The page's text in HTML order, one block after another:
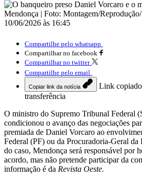
10/06/2026 às 16:45
Compartilhe pelo whatsapp
Compartilhar no facebook
Compartilhar no twitter
Compartilhe pelo email
Copiar link da notícia
Link copiado
transferência
O ministro do Supremo Tribunal Federal
condicionou o avanço das negociações
premiada de Daniel Vorcaro ao
Federal (PF) ou da Procuradoria-Geral
do caso, Mendonça será responsável por
acordo, mas não pretende participar da
informação é da Revista Oeste.